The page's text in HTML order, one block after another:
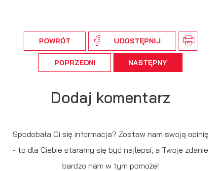
POWRÓT UDOSTĘPNIJ
POPRZEDNI NASTĘPNY
Dodaj komentarz
Spodobała Ci się informacja? Zostaw nam swoją opinię
- to dla Ciebie staramy się być najlepsi, a Twoje zdanie
bardzo nam w tym pomoże!